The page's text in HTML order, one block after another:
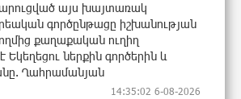
այս խայտառակ
գործընթացը իշխանության
քաղաքական ուղիղ
Եկեղեցու ներքին գործերին և
Ղահրամանյան
14:35:02 6-08-2026